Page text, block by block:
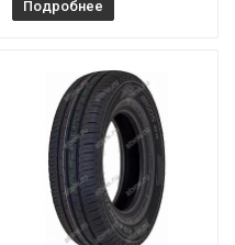
Подробнее